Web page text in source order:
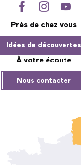
Près de chez vous
Idées de découvertes
À votre écoute
Nous contacter